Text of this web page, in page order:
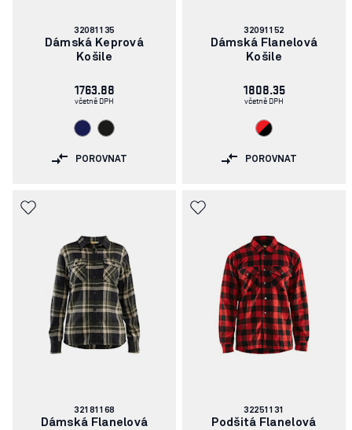
Číslo
článku:
32081135
Dámská Keprová
Košile
1763.88
včetně DPH
POROVNAT
Číslo
článku:
32091152
Dámská Flanelová
Košile
1808.35
včetně DPH
POROVNAT
Číslo
článku:
32181168
Dámská Flanelová
Číslo
článku:
32251131
Podšitá Flanelová